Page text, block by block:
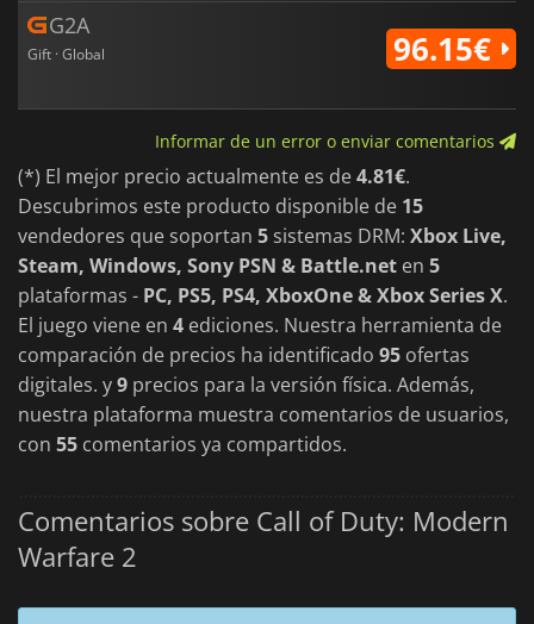
G2A
Gift · Global 96.15€
Informar de un error o enviar comentarios
(*) El mejor precio actualmente es de4.81€.
Descubrimos este producto disponible de 15
vendedores que soportan 5 sistemas DRM: Xbox Live,
Steam, Windows, Sony PSN & Battle.net en 5
plataformas - PC, PS5, PS4, XboxOne & Xbox Series X.
El juego viene en 4 ediciones. Nuestra herramienta de
comparación de precios ha identificado 95 ofertas
digitales. y9 precios para la versión física. Además,
nuestra plataforma muestra comentarios de usuarios,
con 55 comentarios ya compartidos.
Comentarios sobre Call of Duty: Modern
Warfare 2